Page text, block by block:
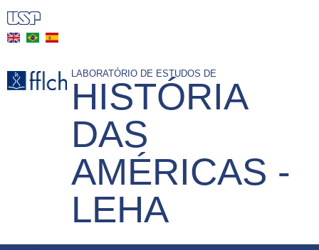
Skip
content
LABORATÓRIO DE ESTUDOS DE
HISTÓRIA
DAS
AMÉRICAS -
LEHA